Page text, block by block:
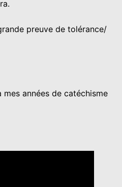
preuve de tolérance/
années de catéchisme